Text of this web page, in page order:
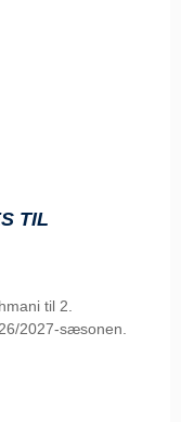
TIL
til 2.
2027-sæsonen.